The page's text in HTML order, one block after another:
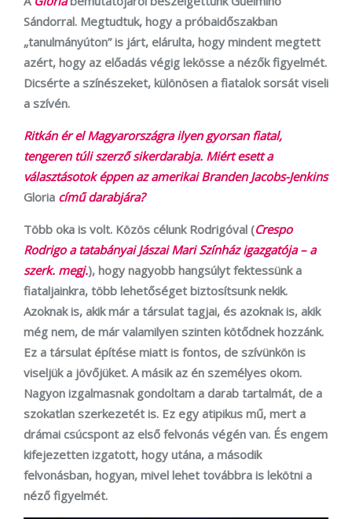
Sándorral. Megtudtuk, hogy a próbaidőszakban
„tanulmányúton” is járt, elárulta, hogy mindent megtett
azért, hogy az előadás végig lekösse a nézők figyelmét.
Dicsérte a színészeket, különösen a fiatalok sorsát viseli
a szívén.
Ritkán ér el Magyarországra ilyen gyorsan fiatal,
tengeren túli szerző sikerdarabja. Miért esett a
választásotok éppen az amerikai Branden Jacobs-Jenkins
Gloria című darabjára?
Több oka is volt. Közös célunk Rodrigóval (Crespo
Rodrigo a tatabányai Jászai Mari Színház igazgatója – a
szerk. megj.), hogy nagyobb hangsúlyt fektessünk a
fiataljainkra, több lehetőséget biztosítsunk nekik.
Azoknak is, akik már a társulat tagjai, és azoknak is, akik
még nem, de már valamilyen szinten kötődnek hozzánk.
Ez a társulat építése miatt is fontos, de szívünkön is
viseljük a jövőjüket. A másik az én személyes okom.
Nagyon izgalmasnak gondoltam a darab tartalmát, de a
szokatlan szerkezetét is. Ez egy atipikus mű, mert a
drámai csúcspont az első felvonás végén van. És engem
kifejezetten izgatott, hogy utána, a második
felvonásban, hogyan, mivel lehet továbbra is lekötni a
néző figyelmét.